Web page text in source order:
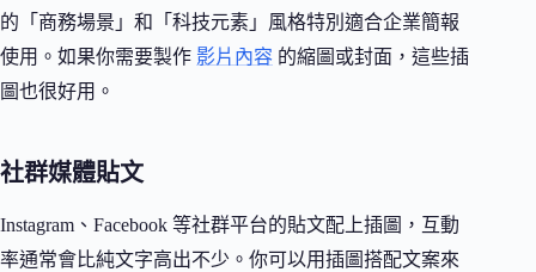
的「商務場景」和「科技元素」風格特別適合企業簡報
使用。如果你需要製作 影片內容 的縮圖或封面，這些插
圖也很好用。
社群媒體貼文
Instagram、Facebook 等社群平台的貼文配上插圖，互動
率通常會比純文字高出不少。你可以用插圖搭配文案來